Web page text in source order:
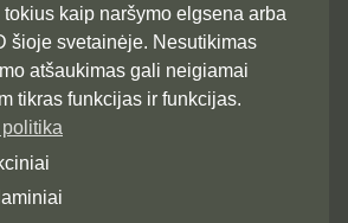
kaip naršymo elgsena arba
šioje svetainėje. Nesutikimas
atšaukimas gali neigiamai
tikras funkcijas ir funkcijas.
nuorodos
taisyklės ir sąlygos
informacija
Privatumo politika